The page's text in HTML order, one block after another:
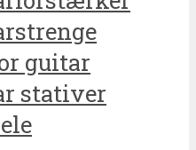
guitar
stativer